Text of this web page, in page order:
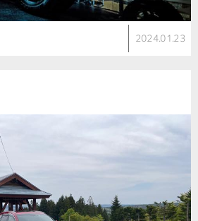
2024.01.23